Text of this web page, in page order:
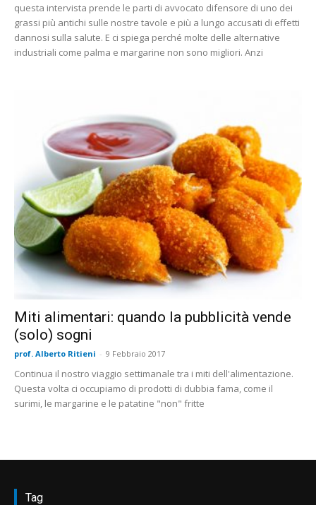
questa intervista prende le parti di avvocato difensore di uno dei
grassi più antichi sulle nostre tavole e più a lungo accusati di effetti
dannosi sulla salute. E ci spiega perché molte delle alternative
industriali come palma e margarine non sono migliori. Anzi
Miti alimentari: quando la pubblicità vende
(solo) sogni
prof. Alberto Ritieni - 9 Febbraio 2017
Continua il nostro viaggio settimanale tra i miti dell'alimentazione.
Questa volta ci occupiamo di prodotti di dubbia fama, come il
surimi, le margarine e le patatine "non" fritte
Tag